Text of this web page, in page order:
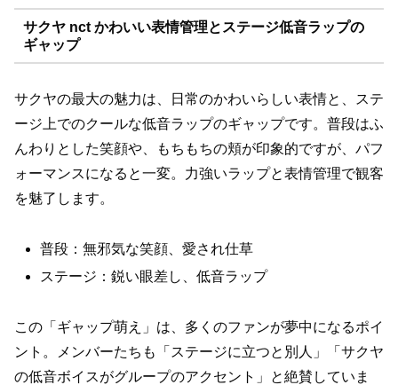
サクヤ nct かわいい表情管理とステージ低音ラップの
ギャップ
サクヤの最大の魅力は、日常のかわいらしい表情と、ステ
ージ上でのクールな低音ラップのギャップです。普段はふ
んわりとした笑顔や、もちもちの頬が印象的ですが、パフ
ォーマンスになると一変。力強いラップと表情管理で観客
を魅了します。
普段：無邪気な笑顔、愛され仕草
ステージ：鋭い眼差し、低音ラップ
この「ギャップ萌え」は、多くのファンが夢中になるポイ
ント。メンバーたちも「ステージに立つと別人」「サクヤ
の低音ボイスがグループのアクセント」と絶賛していま